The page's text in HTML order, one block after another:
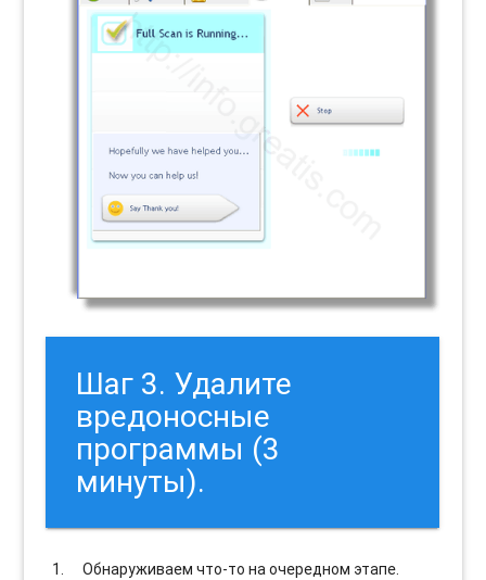
Шаг 3. Удалите
вредоносные
программы (3
минуты).
Обнаруживаем что-то на очередном этапе.